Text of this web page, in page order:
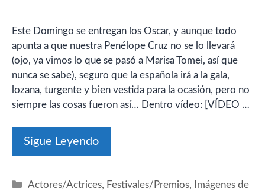
Este Domingo se entregan los Oscar, y aunque todo
apunta a que nuestra Penélope Cruz no se lo llevará
(ojo, ya vimos lo que se pasó a Marisa Tomei, así que
nunca se sabe), seguro que la española irá a la gala,
lozana, turgente y bien vestida para la ocasión, pero no
siempre las cosas fueron así… Dentro vídeo: [VÍDEO …
Sigue Leyendo
Categorías
Actores/Actrices, Festivales/Premios,
Imágenes de